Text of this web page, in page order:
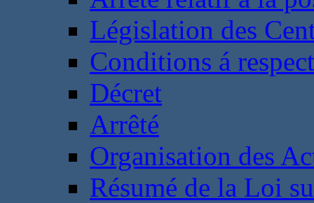
Législation des
Conditions á
Décret
Arrêté
Organisation des
Résumé de la Loi